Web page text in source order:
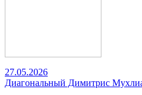
27.05.2026
Диагональный Димитрис